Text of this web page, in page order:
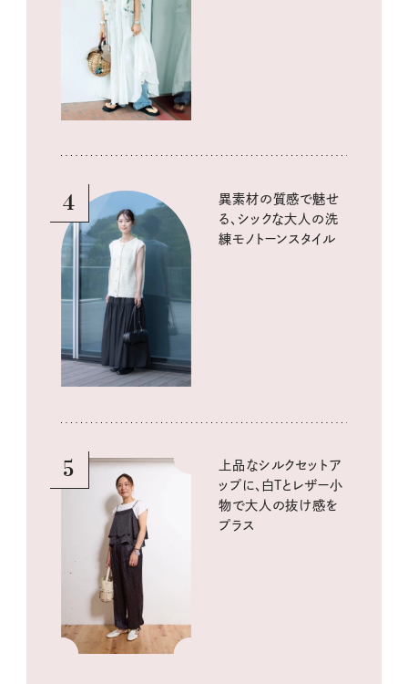
4
異素材の質感で魅せ
る、シックな大人の洗
練モノトーンスタイル
5
上品なシルクセットア
ップに、白Tとレザー小
物で大人の抜け感を
プラス